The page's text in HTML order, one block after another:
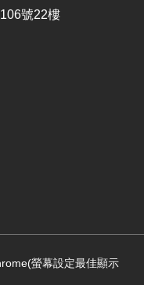
號22樓
螢幕設定最佳顯示